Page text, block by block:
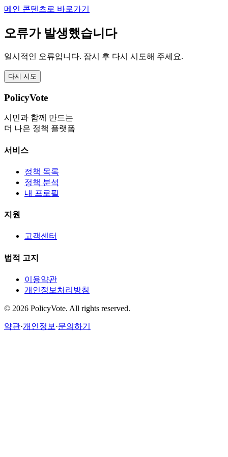
메인 콘텐츠로 바로가기
오류가 발생했습니다
일시적인 오류입니다. 잠시 후 다시 시도해 주세요.
다시 시도
PolicyVote
시민과 함께 만드는
더 나은 정책 플랫폼
서비스
정책 목록
정책 분석
내 프로필
지원
고객센터
법적 고지
이용약관
개인정보처리방침
© 2026 PolicyVote. All rights reserved.
약관·개인정보 ·문의하기